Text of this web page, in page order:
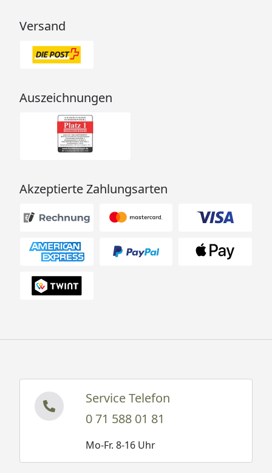
Versand
Auszeichnungen
Akzeptierte Zahlungsarten
Service Telefon
0 71 588 01 81
Mo-Fr. 8-16 Uhr